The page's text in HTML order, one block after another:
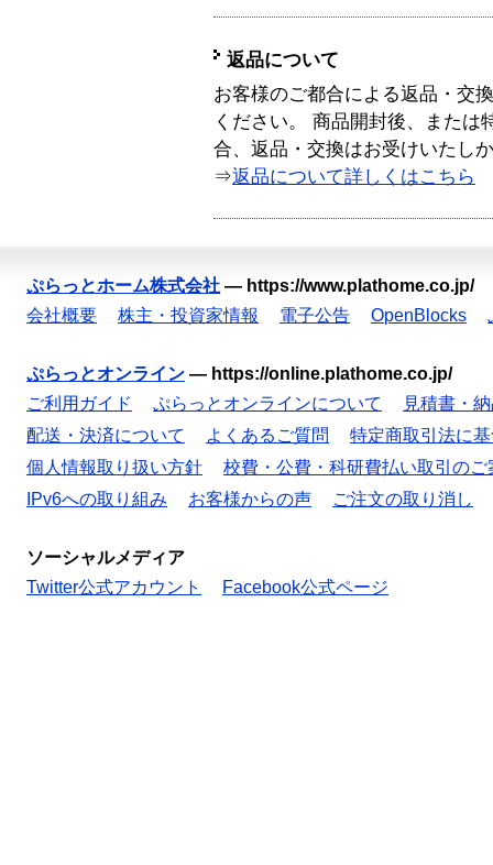
返品について
お客様のご都合による返品・交
ください。 商品開封後、または
合、返品・交換はお受けいたし
⇒返品について詳しくはこちら
ぷらっとホーム株式会社 — https://www.plathome.co.jp/
会社概要
株主・投資家情報 電子公告 OpenBlocks
ぷらっとオンライン — https://online.plathome.co.jp/
ご利用ガイド
ぷらっとオンラインについて
見積書・
配送・決済について
よくあるご質問
特定商取引法に
個人情報取り扱い方針
校費・公費・科研費払い取引のご
IPv6への取り組み
お客様からの声 ご注文の取り消し
ソーシャルメディア
Twitter公式アカウント
Facebook公式ページ